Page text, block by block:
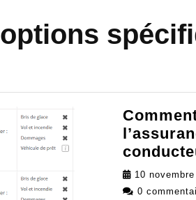
options
10
0